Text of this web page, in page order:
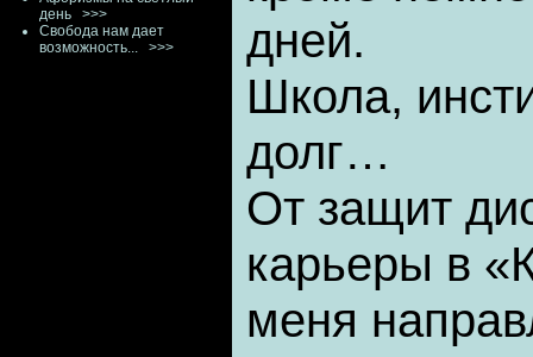
день
>>>
Свобода нам дает
возможность...
>>>
дней.
Школа,
долг…
От защит
карьеры в
меня